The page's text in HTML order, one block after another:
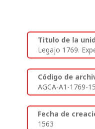
Titulo de la
Legajo 1769.
Código de
AGCA-A1-1769-
Fecha de
1563